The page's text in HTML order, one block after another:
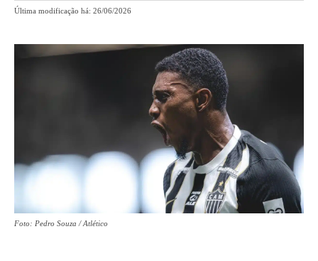
Última modificação há: 26/06/2026
Foto: Pedro Souza / Atlético